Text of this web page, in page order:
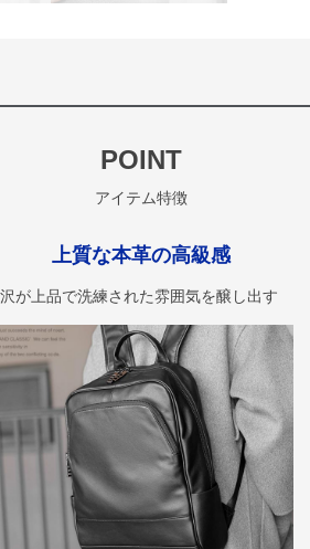
POINT
アイテム特徴
上質な本革の高級感
が上品で洗練された雰囲気を醸し出す